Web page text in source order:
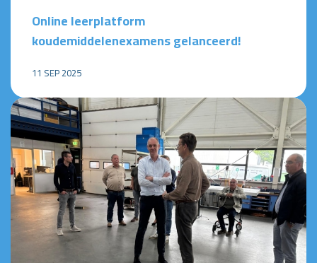
Online leerplatform
koudemiddelenexamens gelanceerd!
11 SEP 2025